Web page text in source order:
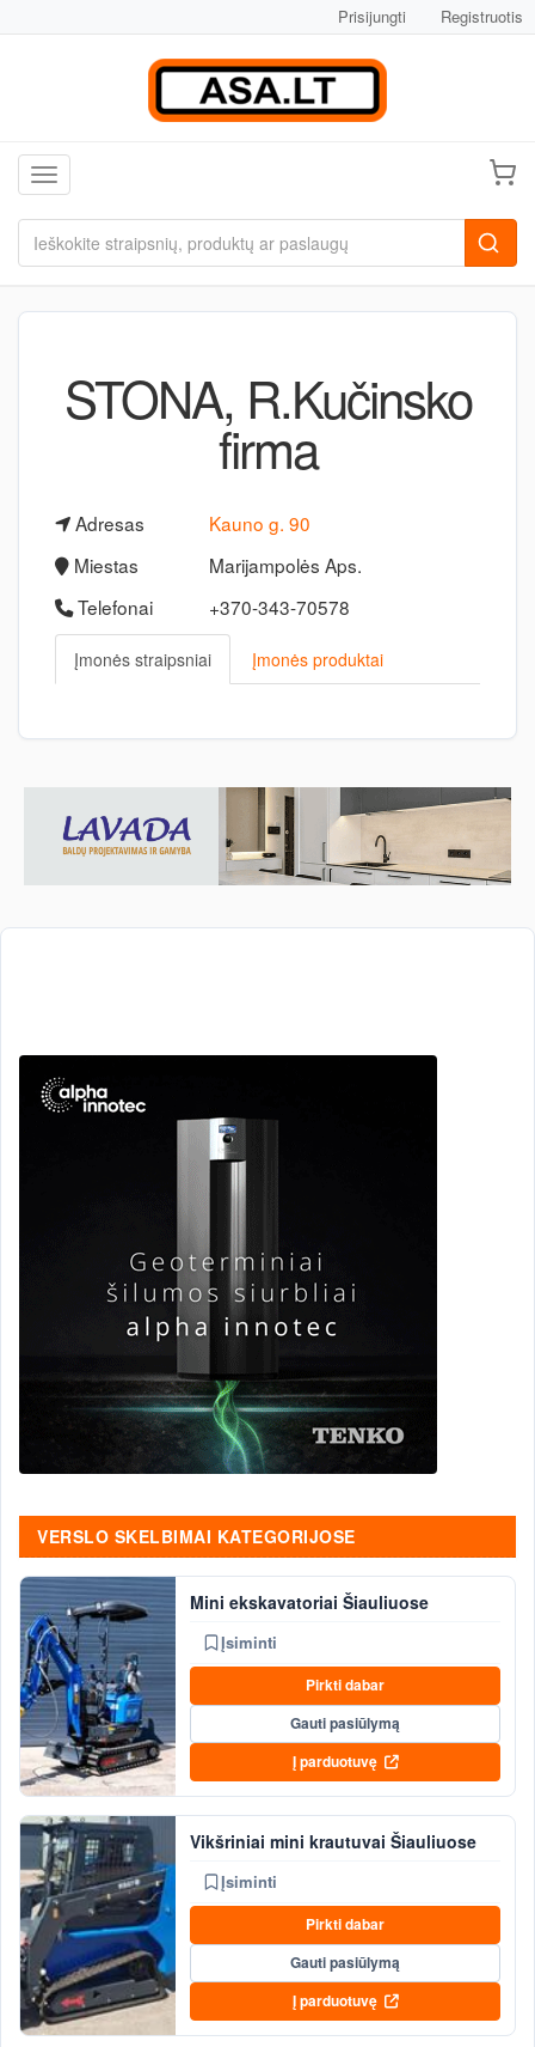
Prisijungti Registruotis
Toggle navigation
STONA, R.Kučinsko
firma
Adresas
Kauno g. 90
Miestas
Marijampolės Aps.
Telefonai
+370-343-70578
Įmonės straipsniai Įmonės produktai
VERSLO SKELBIMAI KATEGORIJOSE
Mini ekskavatoriai Šiauliuose
Įsiminti
Pirkti dabar
Gauti pasiūlymą
Į parduotuvę
Vikšriniai mini krautuvai Šiauliuose
Įsiminti
Pirkti dabar
Gauti pasiūlymą
Į parduotuvę